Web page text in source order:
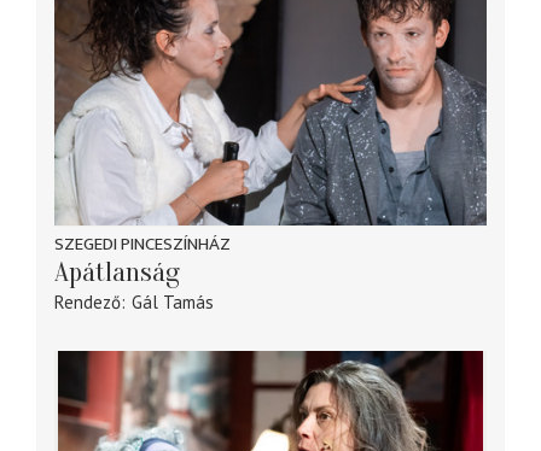
SZEGEDI PINCESZÍNHÁZ
Apátlanság
Rendező Gál Tamás